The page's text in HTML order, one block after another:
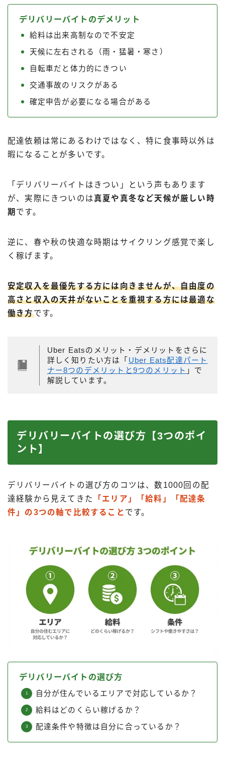
デリバリーバイトのデメリット
給料は出来高制なので不安定
天候に左右される（雨・猛暑・寒さ）
自転車だと体力的にきつい
交通事故のリスクがある
確定申告が必要になる場合がある
配達依頼は常にあるわけではなく、特に食事時以外は
暇になることが多いです。
「デリバリーバイトはきつい」という声もあります
が、実際にきついのは真夏や真冬など天候が厳しい時
期 です。
逆に、春や秋の快適な時期はサイクリング感覚で楽し
く稼げます。
安定収入を最優先する方には向きませんが、自由度の
高さと収入の天井がないことを重視する方には最適な
働き方です。
Uber Eatsのメリット・デメリットをさらに
詳しく知りたい方は「 Uber Eats配達パート
ナー8つのデメリットと9つのメリット 」で
解説しています。
デリバリーバイトの選び方【3つのポイ
ント】
デリバリーバイトの選び方のコツは、数1000回の配
達経験から見えてきた
「エリア」「給料」「配達条
件」の3つの軸で比較すること です。
デリバリーバイトの選び方
自分が住んでいるエリアで対応しているか？
給料はどのくらい稼げるか？
配達条件や特徴は自分に合っているか？